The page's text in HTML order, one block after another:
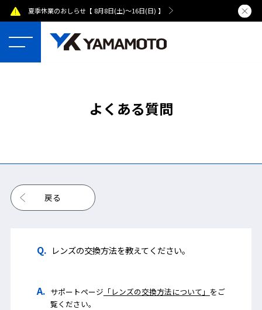
夏季休業のおしらせ【 8月8日(土)～16日(日) 】 熊本県で
よくある質問
戻る
レンズの交換方法を教えてください。
サポートページ 「レンズの交換方法について」 をご
覧ください。